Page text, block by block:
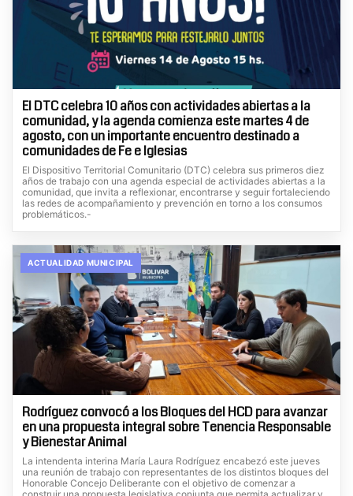
El DTC celebra 10 años con actividades abiertas a la
comunidad, y la agenda comienza este martes 4 de
agosto, con un importante encuentro destinado a
comunidades de Fe e Iglesias
El Dispositivo Territorial Comunitario (DTC) celebra sus primeros diez
años de trabajo con una agenda especial de actividades abiertas a la
comunidad, que invita a reflexionar, encontrarse y seguir fortaleciendo
las redes de acompañamiento y prevención en torno a los consumos
problemáticos.-
ACTUALIDAD MUNICIPAL
Rodríguez convocó a los Bloques del HCD para avanzar
en una propuesta integral sobre Tenencia Responsable
y Bienestar Animal
La intendenta interina María Laura Rodríguez encabezó este jueves
una reunión de trabajo con representantes de los distintos bloques del
Honorable Concejo Deliberante con el objetivo de comenzar a